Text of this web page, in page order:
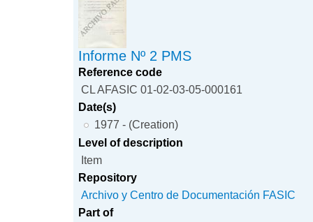
Informe Nº 2 PMS
Reference code
CL AFASIC 01-02-03-05-000161
Date(s)
1977 - (Creation)
Level of description
Item
Repository
Archivo y Centro de Documentación FASIC
Part of